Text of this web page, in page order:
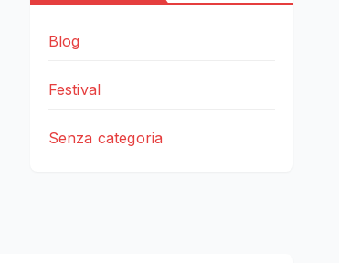
Blog
Festival
Senza categoria